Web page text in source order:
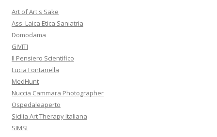
Art of Art's Sake
Ass. Laica Etica Saniatria
Domodama
GIVITI
Il Pensiero Scientifico
Lucia Fontanella
MedHunt
Nuccia Cammara Photographer
Ospedaleaperto
Sicilia Art Therapy Italiana
SIMSI